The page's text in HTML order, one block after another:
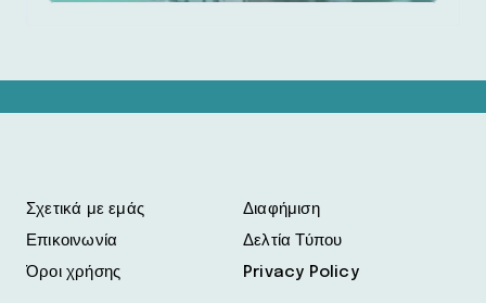
Σχετικά με εμάς
Επικοινωνία
Όροι χρήσης
Διαφήμιση
Δελτία Τύπου
Privacy Policy